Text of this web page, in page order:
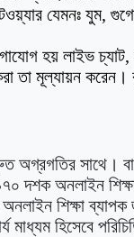
যেমনঃ যুম,
হয় লাইভ
তা মূল্যায়ন
অগ্রগতির সাথে।
দশক অনলাইন
অনলাইন শিক্ষা
হিসেবে